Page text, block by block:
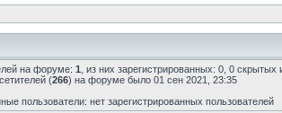
на форуме: 1 , из них зарегистрированных: 0, 0
(266) на форуме было 01 сен 2021, 23:35
пользователи: нет зарегистрированных пользователей